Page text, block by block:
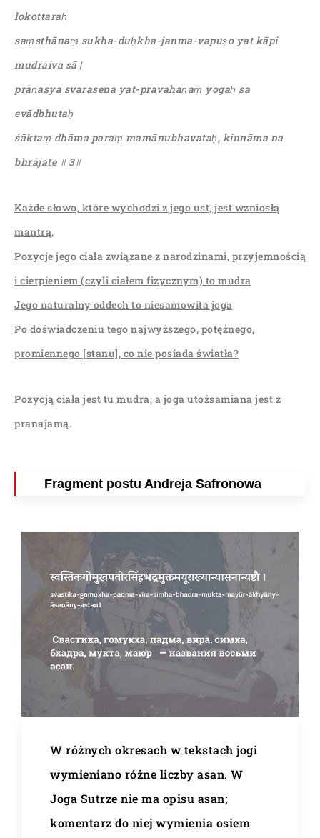
lokottaraḥ
saṃsthānaṃ sukha-duḥkha-janma-vapuṣo yat kāpi
mudraiva sā |
prāṇasya svarasena yat-pravahaṇaṃ yogaḥ sa
evādbhutaḥ
śāktaṃ dhāma paraṃ mamānubhavataḥ, kinnāma na
bhrājate ॥ 3॥
Każde słowo, które wychodzi z jego ust, jest wzniosłą
mantrą,
Pozycje jego ciała związane z narodzinami, przyjemnością
i cierpieniem (czyli ciałem fizycznym) to mudra
Jego naturalny oddech to niesamowita joga
Po doświadczeniu tego najwyższego, potężnego,
promiennego [stanu], co nie posiada światła?
Pozycją ciała jest tu mudra, a joga utożsamiana jest z
pranajamą.
Fragment postu Andreja Safronowa
W różnych okresach w tekstach jogi
wymieniano różne liczby asan. W
Joga Sutrze nie ma opisu asan;
komentarz do niej wymienia osiem